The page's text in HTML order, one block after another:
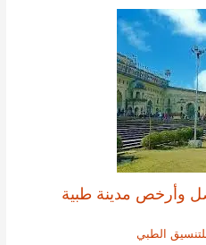
وأرخص مدينة طبية
الطبي